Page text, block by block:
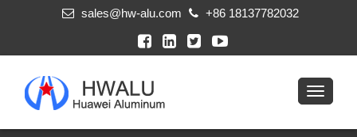
sales@hw-alu.com +86 18137782032